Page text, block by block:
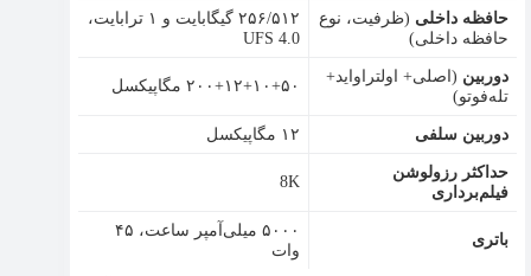
حافظه داخلی (ظرفیت، نوع
حافظه داخلی)
۲۵۶/۵۱۲ گیگابایت و ۱ ترابایت،‌
UFS 4.0
دوربین (اصلی+ اولتراواید+
تله‌فوتو)
۲۰۰+۱۲+۱۰+۵۰ مگاپیکسل
دوربین سلفی
۱۲ مگاپیکسل
حداکثر رزولوشن
فیلم‌برداری
8K
باتری
۵۰۰۰ میلی‌آمپر ساعت، ۴۵
وات